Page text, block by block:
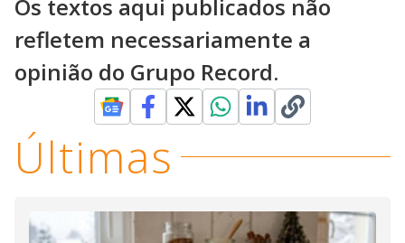
Os textos aqui publicados não
refletem necessariamente a
opinião do Grupo Record.
Últimas